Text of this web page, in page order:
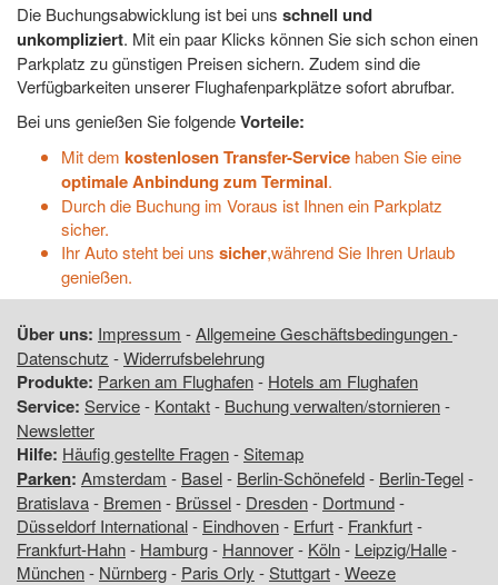
Die Buchungsabwicklung ist bei uns schnell und
unkompliziert. Mit ein paar Klicks können Sie sich schon einen
Parkplatz zu günstigen Preisen sichern. Zudem sind die
Verfügbarkeiten unserer Flughafenparkplätze sofort abrufbar.
Bei uns genießen Sie folgendeVorteile:
Mit dem kostenlosen Transfer-Service haben Sie eine
optimale Anbindung zum Terminal.
Durch die Buchung im Voraus ist Ihnen ein Parkplatz
sicher.
Ihr Auto steht bei uns sicher,während Sie Ihren Urlaub
genießen.
Über uns: Impressum -Allgemeine Geschäftsbedingungen-
Datenschutz -Widerrufsbelehrung
Produkte: Parken am Flughafen- Hotels am Flughafen
Service: Service- Kontakt- Buchung verwalten/stornieren-
Newsletter
Hilfe: Häufig gestellte Fragen-Sitemap
Parken: Amsterdam - Basel- Berlin-Schönefeld- Berlin-Tegel-
Bratislava- Bremen- Brüssel- Dresden- Dortmund-
Düsseldorf International- Eindhoven- Erfurt- Frankfurt-
Frankfurt-Hahn- Hamburg- Hannover- Köln- Leipzig/Halle-
München- Nürnberg- Paris Orly -Stuttgart-Weeze